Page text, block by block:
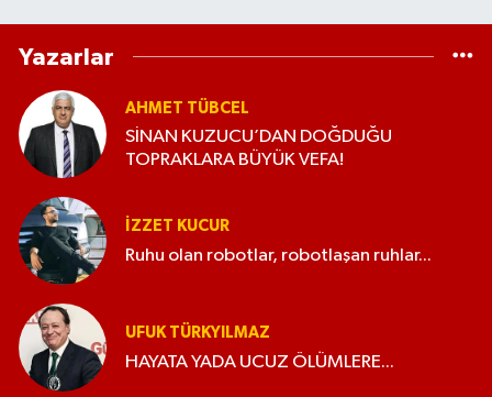
Yazarlar
AHMET TÜBCEL
SİNAN KUZUCU’DAN DOĞDUĞU
TOPRAKLARA BÜYÜK VEFA!
İZZET KUCUR
Ruhu olan robotlar, robotlaşan ruhlar...
UFUK TÜRKYILMAZ
HAYATA YADA UCUZ ÖLÜMLERE...